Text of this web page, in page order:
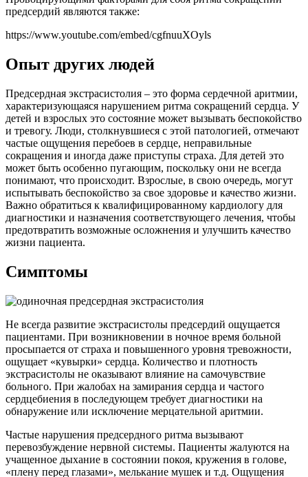
предсердий являются также:
https://www.youtube.com/embed/cgfnuuXOyls
Опыт других людей
Предсердная экстрасистолия – это форма сердечной аритмии,
характеризующаяся нарушением ритма сокращений сердца. У
детей и взрослых это состояние может вызывать беспокойство
и тревогу. Люди, столкнувшиеся с этой патологией, отмечают
частые ощущения перебоев в сердце, неправильные
сокращения и иногда даже приступы страха. Для детей это
может быть особенно пугающим, поскольку они не всегда
понимают, что происходит. Взрослые, в свою очередь, могут
испытывать беспокойство за свое здоровье и качество жизни.
Важно обратиться к квалифицированному кардиологу для
диагностики и назначения соответствующего лечения, чтобы
предотвратить возможные осложнения и улучшить качество
жизни пациента.
Симптомы
Не всегда развитие экстрасистолы предсердий ощущается
пациентами. При возникновении в ночное время больной
просыпается от страха и повышенного уровня тревожности,
ощущает «кувырки» сердца. Количество и плотность
экстрасистолы не оказывают влияние на самочувствие
больного. При жалобах на замирания сердца и частого
сердцебиения в последующем требует диагностики на
обнаружение или исключение мерцательной аритмии.
Частые нарушения предсердного ритма вызывают
перевозбуждение нервной системы. Пациенты жалуются на
учащенное дыхание в состоянии покоя, кружения в голове,
«плену перед глазами», мелькание мушек и т.д. Ощущения